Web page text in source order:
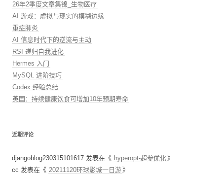
26年2季度文章集锦_生物医疗
AI 游戏：虚拟与现实的模糊边缘
重症肺炎
AI 信息时代下的逆流与主动
RSI 递归自我进化
Hermes 入门
MySQL 进阶技巧
Codex 经验总结
英国：持续健康饮食可增加10年预期寿命
近期评论
djangoblog230315101617 发表在《 hyperopt-超参优化 》
cc 发表在《 20211120环球影城一日游 》